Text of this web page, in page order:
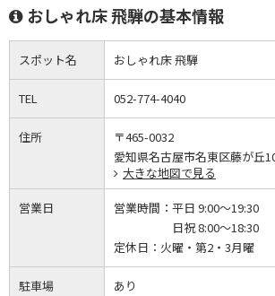
おしゃれ床 飛騨の基本情報
スポット名 おしゃれ床 飛騨
TEL 052-774-4040
住所
〒465-0032
愛知県名古屋市名東区藤が丘
大きな地図で見る
営業日 営業時間： 平日 9:00～19:30
日祝 8:00～18:30
定休日： 火曜・第2・3月曜
駐車場 あり